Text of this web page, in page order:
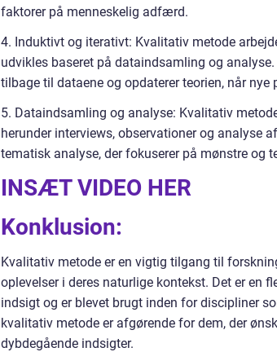
faktorer på menneskelig adfærd.
4. Induktivt og iterativt: Kvalitativ metode
udvikles baseret på dataindsamling og
tilbage til dataene og opdaterer teorien, når nye
5. Dataindsamling og analyse: Kvalitativ
herunder interviews, observationer og analyse
tematisk analyse, der fokuserer på mønstre og
INSÆT VIDEO HER
Konklusion:
Kvalitativ metode er en vigtig tilgang til
oplevelser i deres naturlige kontekst. Det er en
indsigt og er blevet brugt inden for discipliner
kvalitativ metode er afgørende for dem, der
dybdegående indsigter.